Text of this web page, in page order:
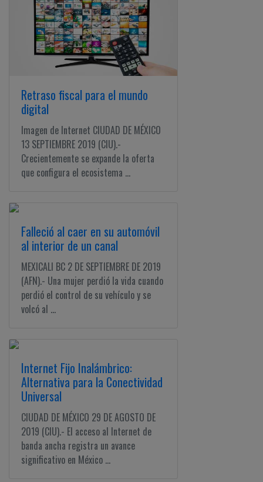
Retraso fiscal para el mundo
digital
Imagen de Internet CIUDAD DE MÉXICO
13 SEPTIEMBRE 2019 (CIU).-
Crecientemente se expande la oferta
que configura el ecosistema ...
Falleció al caer en su automóvil
al interior de un canal
MEXICALI BC 2 DE SEPTIEMBRE DE 2019
(AFN).- Una mujer perdió la vida cuando
perdió el control de su vehículo y se
volcó al ...
Internet Fijo Inalámbrico:
Alternativa para la Conectividad
Universal
CIUDAD DE MÉXICO 29 DE AGOSTO DE
2019 (CIU).- El acceso al Internet de
banda ancha registra un avance
significativo en México ...